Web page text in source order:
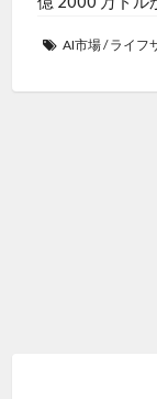
AI市場/ライフ